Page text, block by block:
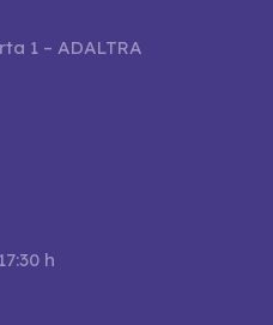
1 – ADALTRA
h